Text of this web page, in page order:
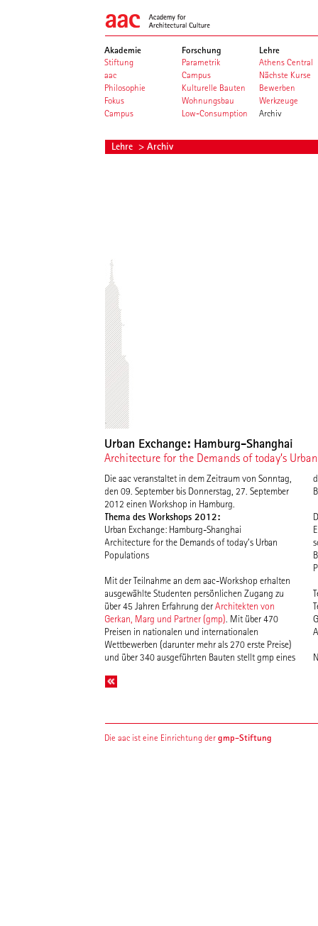
Akademie
Stiftung
aac
Philosophie
Fokus
Campus
Forschung
Parametrik
Campus
Kulturelle Bauten
Wohnungsbau
Low-Consumption
Lehre
Athens Central
Nächste Kurse
Bewerben
Werkzeuge
Archiv
Lehre > Archiv
Urban Exchange: Hamburg-Shanghai
Architecture for the Demands of today’s
Die aac veranstaltet in dem Zeitraum von Sonntag,
den 09. September bis Donnerstag, 27. September
2012 einen Workshop in Hamburg.
Thema des Workshops 2012:
Urban Exchange: Hamburg-Shanghai
Architecture for the Demands of today’s Urban
Populations
Mit der Teilnahme an dem aac-Workshop erhalten
ausgewählte Studenten persönlichen Zugang zu
über 45 Jahren Erfahrung derArchitekten von
Gerkan, Marg und Partner (gmp) . Mit über 470
Preisen in nationalen und internationalen
Wettbewerben (darunter mehr als 270 erste Preise)
und über 340 ausgeführten Bauten stellt gmp eines
Die aac ist eine Einrichtung dergmp-Stiftung